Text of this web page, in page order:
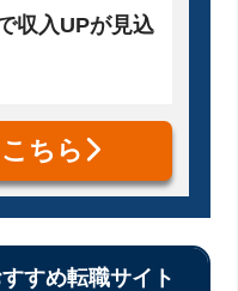
収入UPが見込
ちら
すめ転職サイト